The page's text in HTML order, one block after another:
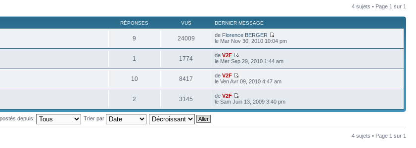
4 sujets • Page 1 sur 1
RÉPONSES VUS DERNIER MESSAGE
9 24009 de Florence BERGER
le Mar Nov 30, 2010 10:04 pm
1 1774 deV2F
le Mer Sep 29, 2010 1:44 am
10 8417 deV2F
le Ven Avr 09, 2010 4:47 am
2 3145 deV2F
le Sam Juin 13, 2009 3:40 pm
depuis: Trier par
4 sujets • Page 1 sur 1